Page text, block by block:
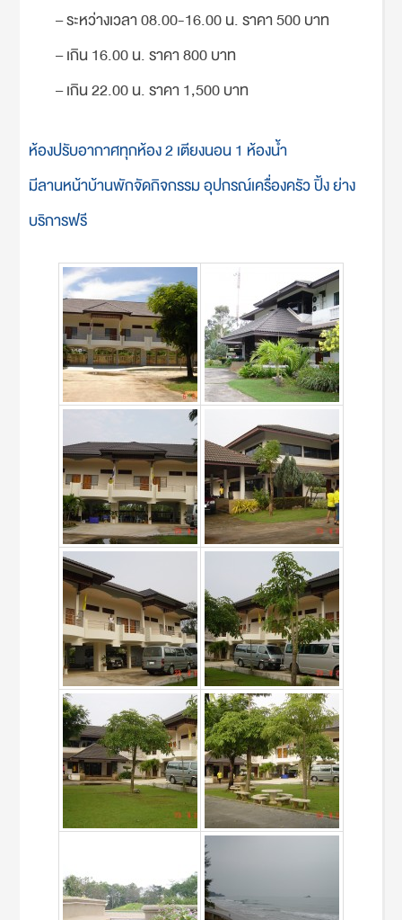
– ระหว่างเวลา 08.00-16.00 น. ราคา 500 บาท
– เกิน 16.00 น. ราคา 800 บาท
– เกิน 22.00 น. ราคา 1,500 บาท
ห้องปรับอากาศทุกห้อง 2 เตียงนอน 1 ห้องน้ำ
มีลานหน้าบ้านพักจัดกิจกรรม อุปกรณ์เครื่องครัว ปิ้ง ย่าง
บริการฟรี